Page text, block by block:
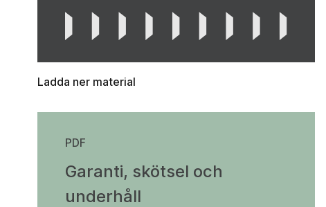
Ladda ner material
PDF
Garanti, skötsel och
underhåll